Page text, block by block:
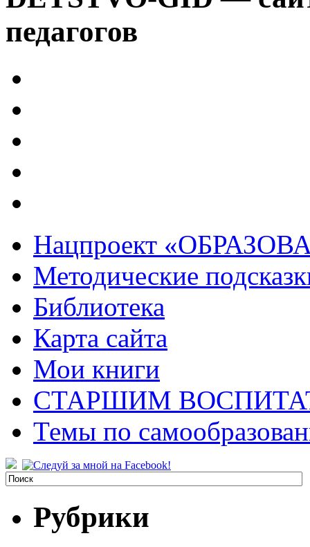
педагогов
Нацпроект
Методические
Библиотека
Карта сайта
Мои книги
СТАРШИМ
Темы по
Рубрики